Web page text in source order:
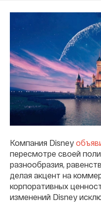
Компания Disney
пересмотре своей
разнообразия,
делая акцент на
корпоративных
изменений Disney